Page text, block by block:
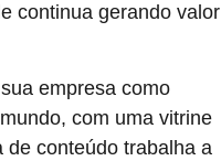
continua gerando valor
empresa como
com uma vitrine
de conteúdo trabalha a